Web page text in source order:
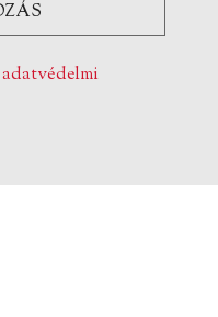
adatvédelmi